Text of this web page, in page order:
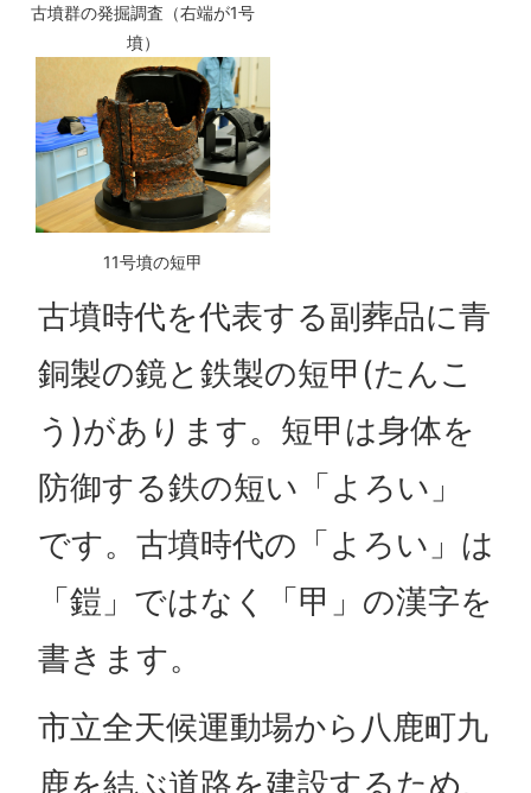
古墳群の発掘調査（右端が1号
墳）
11号墳の短甲
古墳時代を代表する副葬品に青
銅製の鏡と鉄製の短甲(たんこ
う)があります。短甲は身体を
防御する鉄の短い「よろい」
です。古墳時代の「よろい」は
「鎧」ではなく「甲」の漢字を
書きます。
市立全天候運動場から八鹿町九
鹿を結ぶ道路を建設するため、